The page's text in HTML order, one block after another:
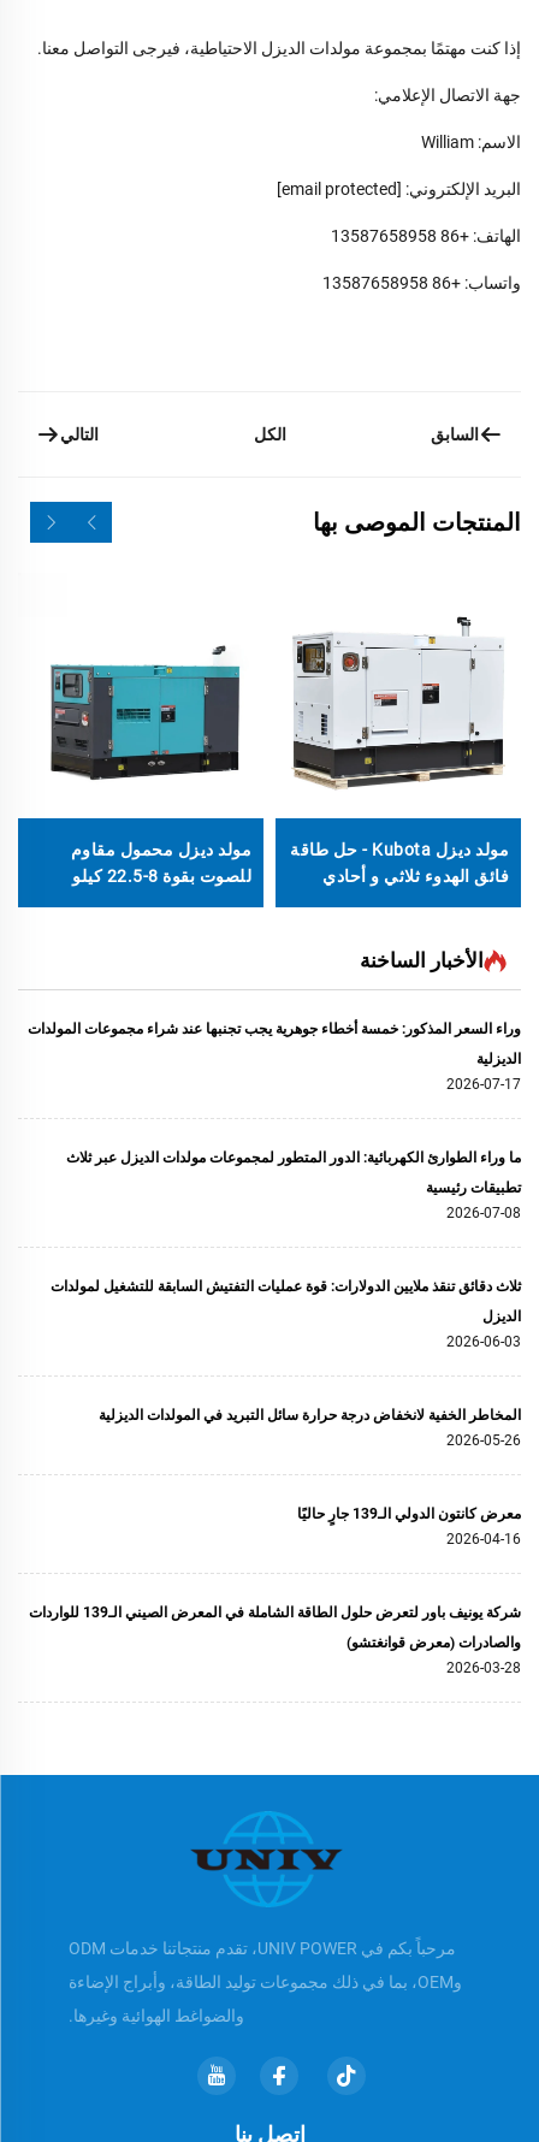
إذا كنت مهتمًا بمجموعة مولدات الديزل الاحتياطية، فيرجى التواصل معنا.
جهة الاتصال الإعلامي:
الاسم: William
البريد الإلكتروني: [email protected]
الهاتف: +86 13587658958
واتساب: +86 13587658958
السابق الكل التالي
المنتجات الموصى بها
مولد ديزل Kubota - حل طاقة
فائق الهدوء ثلاثي و أحادي
مولد ديزل محمول مقاوم
للصوت بقوة 8-22.5 كيلو
الأخبار الساخنة
وراء السعر المذكور: خمسة أخطاء جوهرية يجب تجنبها عند شراء مجموعات المولدات
الديزلية
2026-07-17
ما وراء الطوارئ الكهربائية: الدور المتطور لمجموعات مولدات الديزل عبر ثلاث
تطبيقات رئيسية
2026-07-08
ثلاث دقائق تنقذ ملايين الدولارات: قوة عمليات التفتيش السابقة للتشغيل لمولدات
الديزل
2026-06-03
المخاطر الخفية لانخفاض درجة حرارة سائل التبريد في المولدات الديزلية
2026-05-26
معرض كانتون الدولي الـ139 جارٍ حاليًا
2026-04-16
شركة يونيف باور لتعرض حلول الطاقة الشاملة في المعرض الصيني الـ139 للواردات
والصادرات (معرض قوانغتشو)
2026-03-28
مرحباً بكم في UNIV POWER، تقدم منتجاتنا خدمات ODM
وOEM، بما في ذلك مجموعات توليد الطاقة، وأبراج الإضاءة
والضواغط الهوائية وغيرها.
اتصل بنا